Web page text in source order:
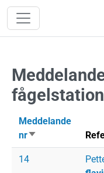
Hoppa till huvudinnehåll
fågelstation
Meddelande
nrSortera stigande
14